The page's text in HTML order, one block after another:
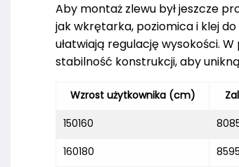
Aby montaż zlewu był jeszcze
jak wkrętarka, poziomica i klej
ułatwiają regulację wysokości.
stabilność konstrukcji, aby
Wzrost użytkownika (cm)
150160
160180
8595